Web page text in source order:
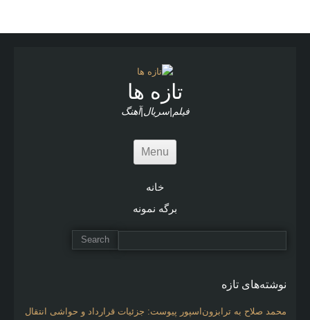
تازه ها
فیلم|سریال|آهنگ
Menu
خانه
برگه نمونه
نوشته‌های تازه
محمد صلاح به ترابزون‌اسپور پیوست: جزئیات قرارداد و حواشی انتقال